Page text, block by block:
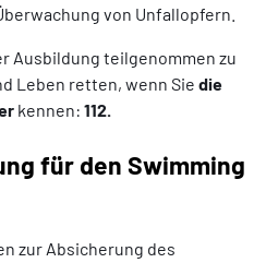
von Unfallopfern.
Ausbildung teilgenommen zu
Leben retten, wenn Sie die
kennen: 112.
für den Swimming
zur Absicherung des